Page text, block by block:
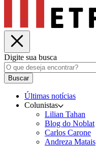
Digite sua busca
Buscar
Últimas notícias
Colunistas
Lilian Tahan
Blog do Noblat
Carlos Carone
Andreza Matais